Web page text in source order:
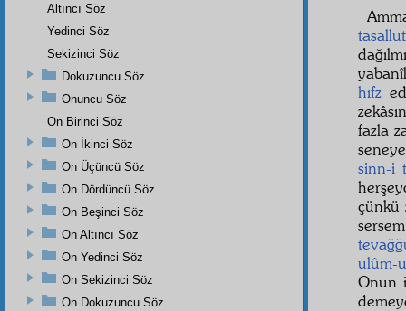
tasallut
hıfz
fazla
sinn-i
çünkü
ulûm-
Onun
Altıncı Söz
Yedinci Söz
Sekizinci Söz
Dokuzuncu Söz
Onuncu Söz
On Birinci Söz
On İkinci Söz
On Üçüncü Söz
On Dördüncü Söz
On Beşinci Söz
On Altıncı Söz
On Yedinci Söz
On Sekizinci Söz
On Dokuzuncu Söz